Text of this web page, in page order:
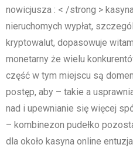
nowicjusza : < /strong >
nieruchomych wypłat,
kryptowalut, dopasowuje
monetarny że wielu
część w tym miejscu są
postęp, aby – takie a
nad i upewnianie się więcej
– kombinezon pudełko
dla około kasyna online